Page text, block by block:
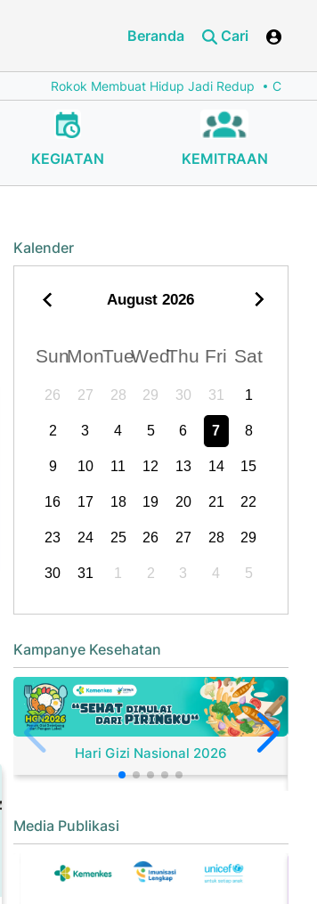
Beranda Cari
Rokok Membuat Hidup Jadi Redup Cegah
KEGIATAN KEMITRAAN
Kalender
August 2026
SunMonTueWedThu Fri Sat
26 27 28 29 30 31 1
2 3 4 5 6 7 8
9 10 11 12 13 14 15
16 17 18 19 20 21 22
23 24 25 26 27 28 29
30 31 1 2 3 4 5
Kampanye Kesehatan
Hari Gizi Nasional 2026
Media Publikasi